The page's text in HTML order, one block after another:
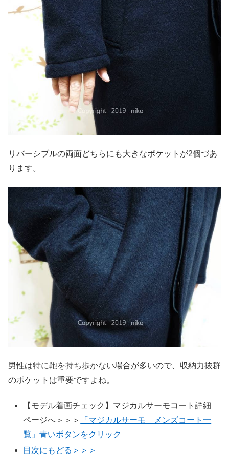
リバーシブルの両面どちらにも大きなポケットが2個づあ
ります。
男性は特に鞄を持ち歩かない場合が多いので、収納力抜群
のポケットは重要ですよね。
【モデル着画チェック】マジカルサーモコート詳細
ページへ＞＞＞
「マジカルサーモ メンズコート一
覧」青いボタンをクリック
目次にもどる＞＞＞